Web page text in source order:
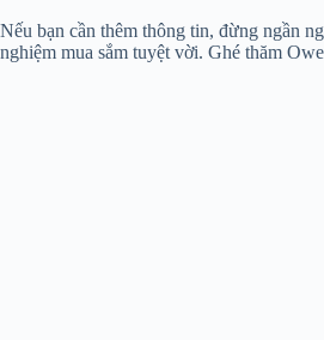
Nếu bạn cần thêm thông tin, đừng ngần
nghiệm mua sắm tuyệt vời. Ghé thăm